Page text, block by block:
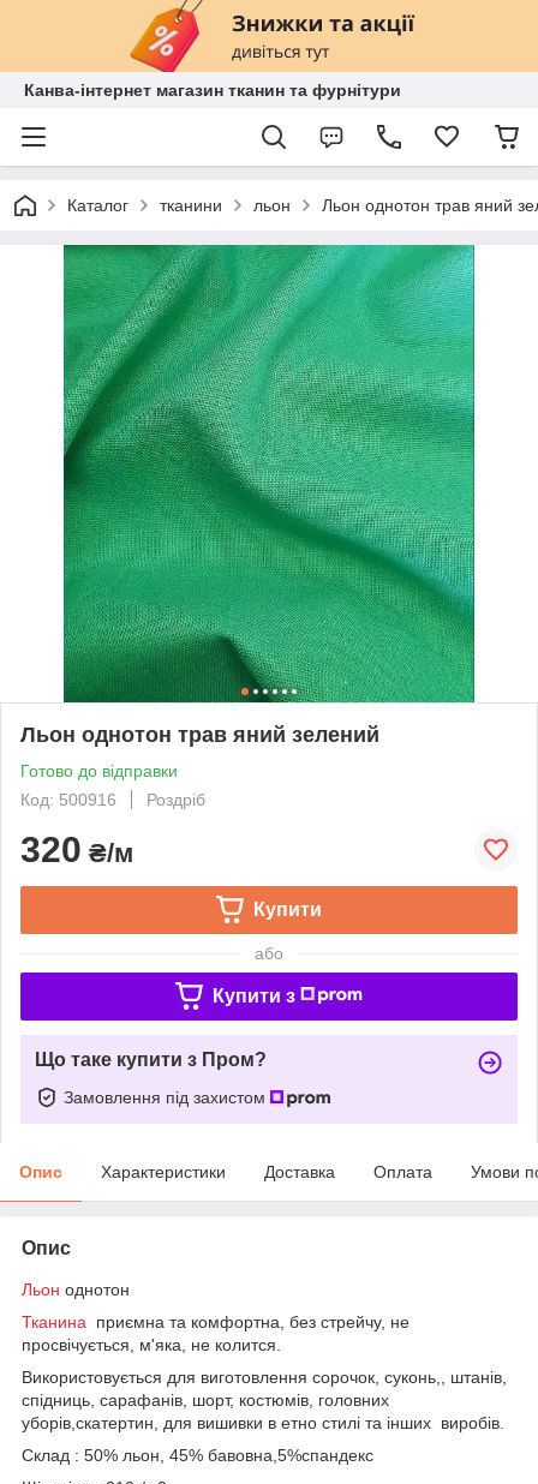
Канва-інтернет магазин тканин та фурнітури
Каталог тканини льон Льон однотон трав яний
Льон однотон трав яний зелений
Готово до відправки
Код: 500916
Роздріб
320 ₴/м
Купити
або
Купити з
Що таке купити з Пром?
Замовлення під захистом
Опис Характеристики Доставка Оплата Умови
Опис
Льон однотон
Тканина приємна та комфортна, без стрейчу, не
просвічується, м'яка, не колится.
Використовується для виготовлення сорочок, суконь,, штанів,
спідниць, сарафанів, шорт, костюмів, головних
уборів,скатертин, для вишивки в етно стилі та інших виробів.
Склад : 50% льон, 45% бавовна,5%спандекс